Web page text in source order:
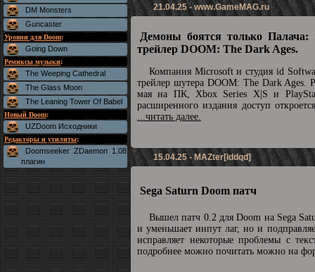
DM Monsters
Guncaster
Уровни для Doom:
Going Down
Ремиксы музыки:
The Weeping Cathedral
The Glass Moon
The Leaning Tower Of Babel
Новый Doom:
UZDoom Исходники
Редакторы и утилиты:
Doomseeker ZDaemon 1.08
плагин
21.04.25 -www.GameMAG.ru
Демоны боятся только Палача:
трейлер DOOM: The Dark Ages.
Компания Microsoft и студия id
трейлер шутера DOOM: The Dark Ages.
мая на ПК, Xbox Series X|S и
расширенного издания доступ
...читать далее.
15.04.25 - MAZter[iddqd]
Sega Saturn Doom патч
Вышел патч 0.2 для Doom на Sega
и уменьшает инпут лаг, но и
исправляет некоторые проблемы с
подробнее можно почитать можно на